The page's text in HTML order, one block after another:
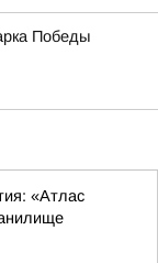
Победы
«Атлас